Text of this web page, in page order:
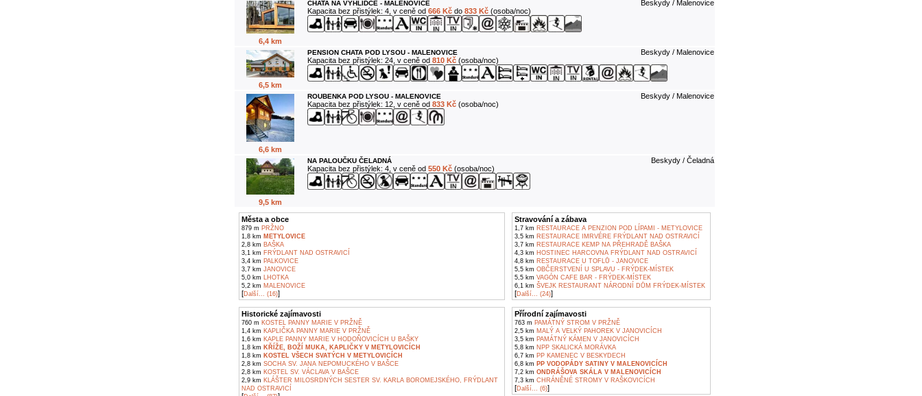
6,4 km
CHATA NA VYHLÍDCE - MALENOVICE
Beskydy / Malenovice
Kapacita bez přistýlek: 4, v ceně od 666 Kčdo 833 Kč(osoba/noc)
6,5 km
PENSION CHATA POD LYSOU - MALENOVICE
Beskydy / Malenovice
Kapacita bez přistýlek: 24, v ceně od 810 Kč(osoba/noc)
6,6 km
ROUBENKA POD LYSOU - MALENOVICE
Beskydy / Malenovice
Kapacita bez přistýlek: 12, v ceně od 833 Kč(osoba/noc)
9,5 km
NA PALOUČKU ČELADNÁ
Beskydy / Čeladná
Kapacita bez přistýlek: 4, v ceně od 550 Kč(osoba/noc)
Města a obce
879 m PRŽNO
1,8 km METYLOVICE
2,8 km BAŠKA
3,1 km FRÝDLANT NAD OSTRAVICÍ
3,4 km PALKOVICE
3,7 km JANOVICE
5,0 km LHOTKA
5,2 km MALENOVICE
[Další... (16)]
Stravování a zábava
1,7 km RESTAURACE A PENZION POD LÍPAMI - METYLOVICE
3,5 km RESTAURACE IMRVÉRE FRÝDLANT NAD OSTRAVICÍ
3,7 km RESTAURACE KEMP NA PŘEHRADĚ BAŠKA
4,3 km HOSTINEC HARCOVNA FRÝDLANT NAD OSTRAVICÍ
4,8 km RESTAURACE U TOFLŮ - JANOVICE
5,5 km OBČERSTVENÍ U SPLAVU - FRÝDEK-MÍSTEK
5,5 km VAGÓN CAFE BAR - FRÝDEK-MÍSTEK
6,1 km ŠVEJK RESTAURANT NÁRODNÍ DŮM FRÝDEK-MÍSTEK
[Další... (24)]
Historické zajímavosti
760 m KOSTEL PANNY MARIE V PRŽNĚ
1,4 km KAPLIČKA PANNY MARIE V PRŽNĚ
1,6 km KAPLE PANNY MARIE V HODOŇOVICÍCH U BAŠKY
1,8 km KŘÍŽE, BOŽÍ MUKA, KAPLIČKY V METYLOVICÍCH
1,8 km KOSTEL VŠECH SVATÝCH V METYLOVICÍCH
2,8 km SOCHA SV. JANA NEPOMUCKÉHO V BAŠCE
2,8 km KOSTEL SV. VÁCLAVA V BAŠCE
2,9 km KLÁŠTER MILOSRDNÝCH SESTER SV. KARLA BOROMEJSKÉHO, FRÝDLANT
NAD OSTRAVICÍ
Přírodní zajímavosti
763 m PAMÁTNÝ STROM V PRŽNĚ
2,5 km MALÝ A VELKÝ PAHOREK V JANOVICÍCH
3,5 km PAMÁTNÝ KÁMEN V JANOVICÍCH
5,8 km NPP SKALICKÁ MORÁVKA
6,7 km PP KAMENEC V BESKYDECH
6,8 km PP VODOPÁDY SATINY V MALENOVICÍCH
7,2 km ONDRÁŠOVA SKÁLA V MALENOVICÍCH
7,3 km CHRÁNĚNÉ STROMY V RAŠKOVICÍCH
[Další... (6)]